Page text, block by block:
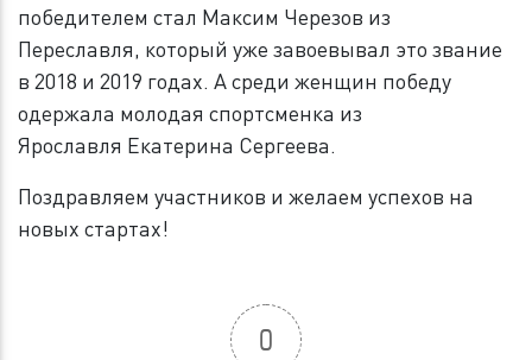
победителем стал Максим Черезов из
Переславля, который уже завоевывал это звание
в 2018 и 2019 годах. А среди женщин победу
одержала молодая спортсменка из
Ярославля Екатерина Сергеева.
Поздравляем участников и желаем успехов на
новых стартах!
0